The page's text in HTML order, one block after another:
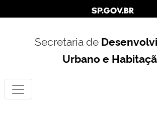
Secretaria de
Urbano e